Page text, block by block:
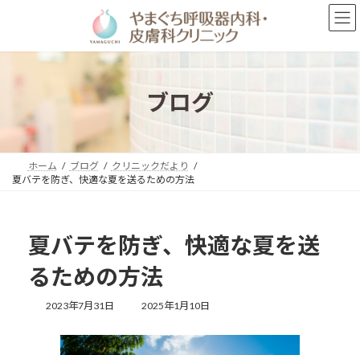
ン
プ
ー
動
ブログ
ホーム ブログ
クリニックだより
夏バテを防ぎ、快適な夏を送るための方法
夏バテを防ぎ、快適な夏を送
るための方法
2023年7月31日
最
更
新
2025年1月10日